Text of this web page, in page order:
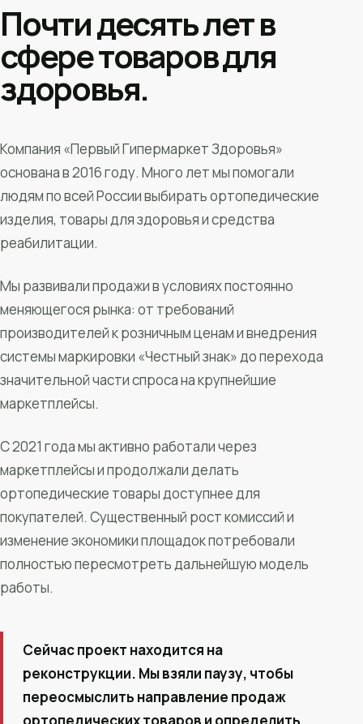
Почти десять лет в
сфере товаров для
здоровья.
Компания «Первый Гипермаркет Здоровья»
основана в 2016 году. Много лет мы помогали
людям по всей России выбирать ортопедические
изделия, товары для здоровья и средства
реабилитации.
Мы развивали продажи в условиях постоянно
меняющегося рынка: от требований
производителей к розничным ценам и внедрения
системы маркировки «Честный знак» до перехода
значительной части спроса на крупнейшие
маркетплейсы.
С 2021 года мы активно работали через
маркетплейсы и продолжали делать
ортопедические товары доступнее для
покупателей. Существенный рост комиссий и
изменение экономики площадок потребовали
полностью пересмотреть дальнейшую модель
работы.
Сейчас проект находится на
реконструкции. Мы взяли паузу, чтобы
переосмыслить направление продаж